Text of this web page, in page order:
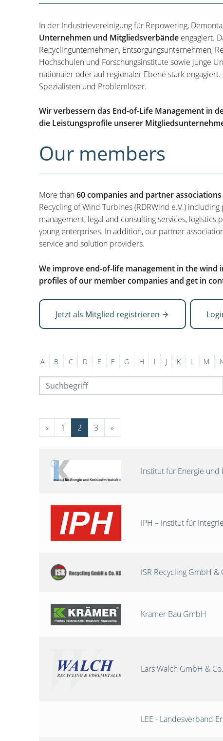
In der Industrievereinigung für Repowering,
Unternehmen und Mitgliedsverbände engagiert.
Recyclingunternehmen, Entsorgungsunternehmen,
Hochschulen und Forschungsinstitute sowie junge
nationaler oder auf regionaler Ebene stark
Spezialisten und Problemlöser.
Wir verbessern das End-of-Life Management in
die Leistungsprofile unserer
Our members
More than60 companies and partner associations
Recycling of Wind Turbines (RDRWind e.V.)
management, legal and consulting services,
young enterprises. In addition, our partner
service and solution providers.
We improve end-of-life management in the
profiles of our member companies and get in
Jetzt als Mitglied registrieren
A B C D E F G H I J K L M
« 1 2 3 »
Institut für Energie
IPH – Institut für
ISR Recycling GmbH &
Krämer Bau GmbH
Lars Walch GmbH &
LEE - Landesverband